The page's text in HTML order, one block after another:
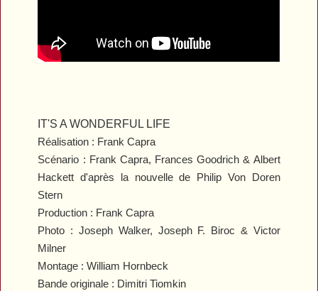
IT'S A WONDERFUL LIFE
Réalisation : Frank Capra
Scénario : Frank Capra, Frances Goodrich & Albert
Hackett d'après la nouvelle de Philip Von Doren
Stern
Production : Frank Capra
Photo : Joseph Walker, Joseph F. Biroc & Victor
Milner
Montage : William Hornbeck
Bande originale : Dimitri Tiomkin